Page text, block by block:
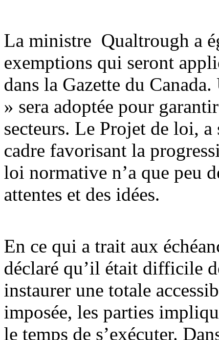
La ministre Qualtrough a
exemptions qui seront
dans la Gazette du
» sera adoptée pour
secteurs. Le Projet de loi,
cadre favorisant la
loi normative n’a que peu
attentes et des idées.
En ce qui a trait aux
déclaré qu’il était difficile
instaurer une totale
imposée, les parties
le temps de s’exécuter.